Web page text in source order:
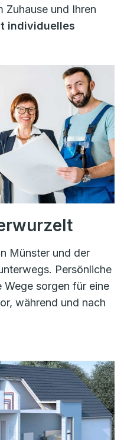
Zuhause und Ihren
individuelles
Münster und der
Persönliche
sorgen für eine
während und nach